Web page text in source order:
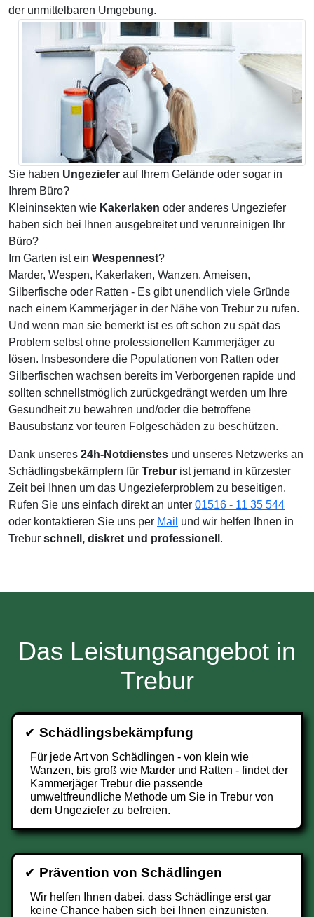
der unmittelbaren Umgebung.
Sie haben Ungeziefer auf Ihrem Gelände oder sogar in
Ihrem Büro?
Kleininsekten wie Kakerlaken oder anderes Ungeziefer
haben sich bei Ihnen ausgebreitet und verunreinigen Ihr
Büro?
Im Garten ist ein Wespennest?
Marder, Wespen, Kakerlaken, Wanzen, Ameisen,
Silberfische oder Ratten - Es gibt unendlich viele Gründe
nach einem Kammerjäger in der Nähe von Trebur zu rufen.
Und wenn man sie bemerkt ist es oft schon zu spät das
Problem selbst ohne professionellen Kammerjäger zu
lösen. Insbesondere die Populationen von Ratten oder
Silberfischen wachsen bereits im Verborgenen rapide und
sollten schnellstmöglich zurückgedrängt werden um Ihre
Gesundheit zu bewahren und/oder die betroffene
Bausubstanz vor teuren Folgeschäden zu beschützen.
Dank unseres 24h-Notdienstes und unseres Netzwerks an
Schädlingsbekämpfern für Trebur ist jemand in kürzester
Zeit bei Ihnen um das Ungezieferproblem zu beseitigen.
Rufen Sie uns einfach direkt an unter 01516 - 11 35 544
oder kontaktieren Sie uns per Mail und wir helfen Ihnen in
Trebur schnell, diskret und professionell .
Das Leistungsangebot in
Trebur
✔ Schädlingsbekämpfung
Für jede Art von Schädlingen - von klein wie
Wanzen, bis groß wie Marder und Ratten - findet der
Kammerjäger Trebur die passende
umweltfreundliche Methode um Sie in Trebur von
dem Ungeziefer zu befreien.
✔ Prävention von Schädlingen
Wir helfen Ihnen dabei, dass Schädlinge erst gar
keine Chance haben sich bei Ihnen einzunisten.